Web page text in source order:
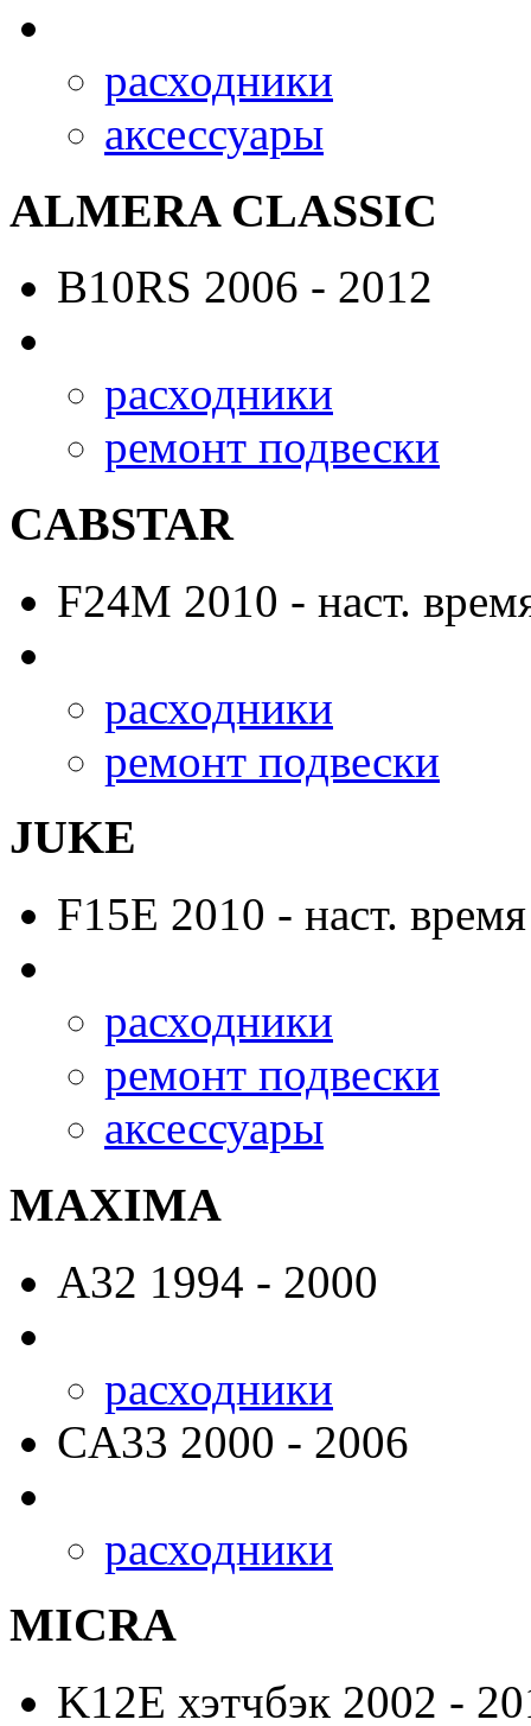
расходники
аксессуары
ALMERA CLASSIC
B10RS 2006 - 2012
расходники
ремонт подвески
CABSTAR
F24M 2010 - наст.
расходники
ремонт подвески
JUKE
F15E 2010 - наст. время
расходники
ремонт подвески
аксессуары
MAXIMA
A32 1994 - 2000
расходники
CA33 2000 - 2006
расходники
MICRA
K12E хэтчбэк 2002 -